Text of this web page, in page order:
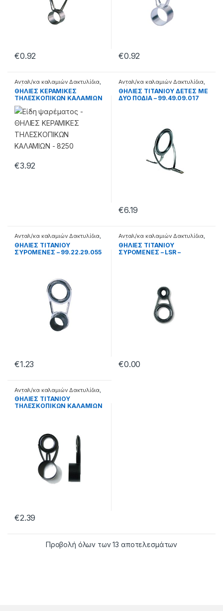
€0.92 €0.92
Ανταλ/κα καλαμιών Δακτυλίδια,
Διάφορα
ΘΗΛΙΕΣ ΚΕΡΑΜΙΚΕΣ
ΤΗΛΕΣΚΟΠΙΚΩΝ ΚΑΛΑΜΙΩΝ
– 8250 – 99.12.02.177
€3.92
Ανταλ/κα καλαμιών Δακτυλίδια,
Διάφορα
ΘΗΛΙΕΣ ΤΙΤΑΝΙΟΥ ΔΕΤΕΣ ΜΕ
ΔΥΟ ΠΟΔΙΑ – 99.49.09.017
€6.19
Ανταλ/κα καλαμιών Δακτυλίδια,
Διάφορα
ΘΗΛΙΕΣ ΤΙΤΑΝΙΟΥ
ΣΥΡΟΜΕΝΕΣ – 99.22.29.055
€1.23
Ανταλ/κα καλαμιών Δακτυλίδια,
Διάφορα
ΘΗΛΙΕΣ ΤΙΤΑΝΙΟΥ
ΣΥΡΟΜΕΝΕΣ – LSR –
€0.00
Ανταλ/κα καλαμιών Δακτυλίδια
Διάφορα
ΘΗΛΙΕΣ ΤΙΤΑΝΙΟΥ
ΤΗΛΕΣΚΟΠΙΚΩΝ ΚΑΛΑΜΙΩΝ
€2.39
Προβολή όλων των 13 αποτελεσμάτων